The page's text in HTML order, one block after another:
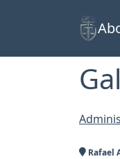
Rafael